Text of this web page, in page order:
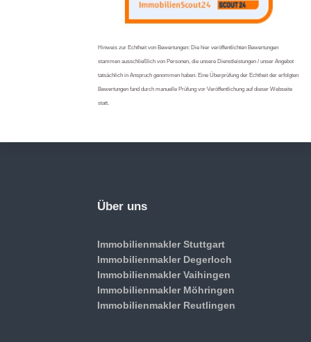
Hinweis zur Echtheit von Bewertungen: Die hier veröffentlichten Bewertungen
stammen ausschließlich von Personen, die unsere Dienstleistungen / unser Angebot
tatsächlich in Anspruch genommen haben. Eine Überprüfung der Echtheit der erfolgten
Bewertungen fand durch manuelle Prüfung vor Veröffentlichung auf dieser Webseite
statt.
Über uns
Immobilienmakler Stuttgart
Immobilienmakler Degerloch
Immobilienmakler Vaihingen
Immobilienmakler Möhringen
Immobilienmakler Reutlingen